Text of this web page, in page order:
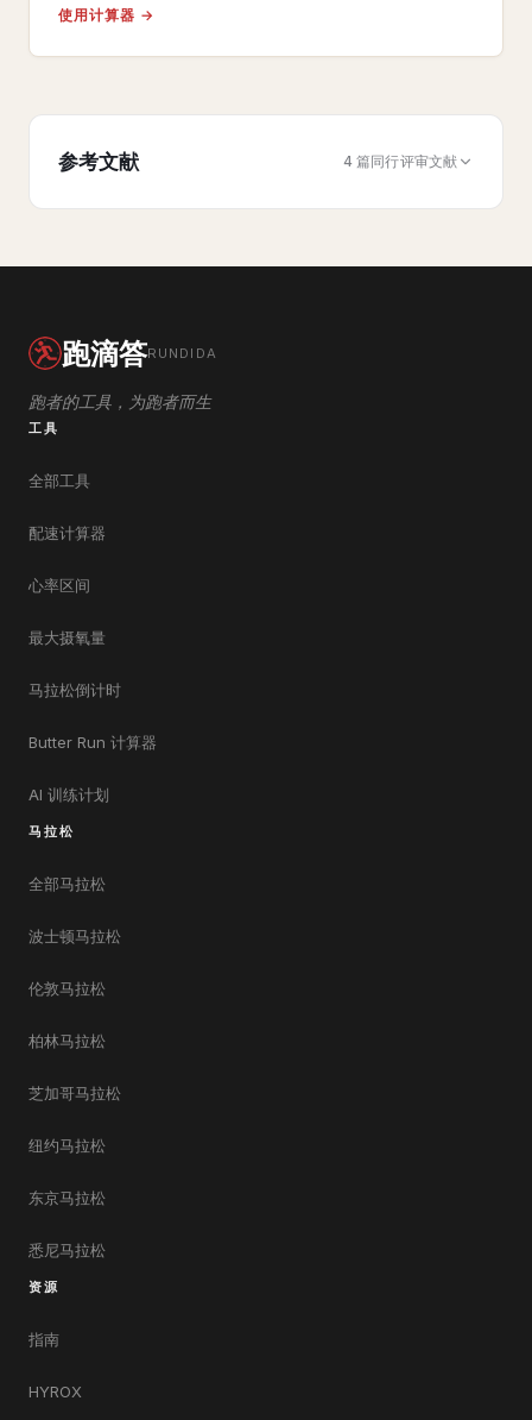
使用计算器 →
参考文献 4 篇同行评审文献
跑滴答RUNDIDA
跑者的工具，为跑者而生
工具
全部工具
配速计算器
心率区间
最大摄氧量
马拉松倒计时
Butter Run 计算器
AI 训练计划
马拉松
全部马拉松
波士顿马拉松
伦敦马拉松
柏林马拉松
芝加哥马拉松
纽约马拉松
东京马拉松
悉尼马拉松
资源
指南
HYROX